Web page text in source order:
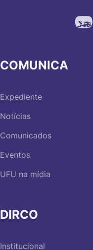
COMUNICA
Expediente
Notícias
Comunicados
Eventos
UFU na mídia
DIRCO
Institucional